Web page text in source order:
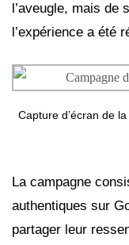
l’aveugle, mais de
l’expérience a été
Capture d’écran de
La campagne
authentiques sur
partager leur